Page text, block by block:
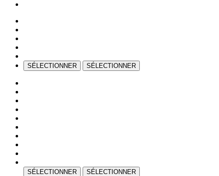
SÉLECTIONNER SÉLECTIONNER
SÉLECTIONNER SÉLECTIONNER